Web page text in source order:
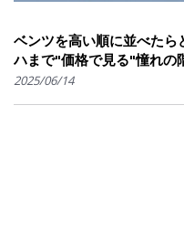
ベンツを高い順に並べたら
ハまで"価格で見る"憧れの
2025/06/14